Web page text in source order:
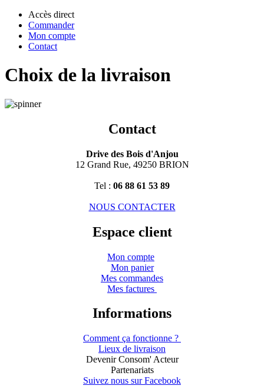
Accès direct
Commander
Mon compte
Contact
Choix de la livraison
Contact
Drive des Bois d'Anjou
12 Grand Rue, 49250 BRION
Tel : 06 88 61 53 89
NOUS CONTACTER
Espace client
Mon compte
Mon panier
Mes commandes
Mes factures
Informations
Comment ça fonctionne ?
Lieux de livraison
Devenir Consom' Acteur
Partenariats
Suivez nous sur Facebook